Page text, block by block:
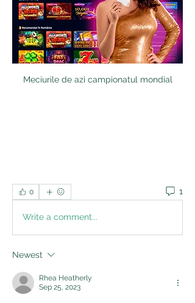
Meciurile de azi campionatul mondial
0 1
Write a comment...
Newest
Rhea Heatherly
Sep 25, 2023